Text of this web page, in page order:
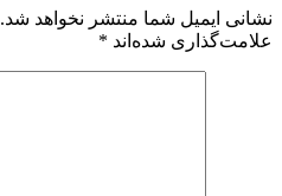
نشانی ایمیل شما منتشر نخواهد شد.
علامت‌گذاری شده‌اند *